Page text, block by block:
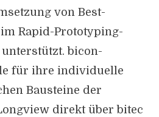
von Best-
Rapid-Prototyping-
bicon-
für ihre individuelle
Bausteine der
direkt über bitec